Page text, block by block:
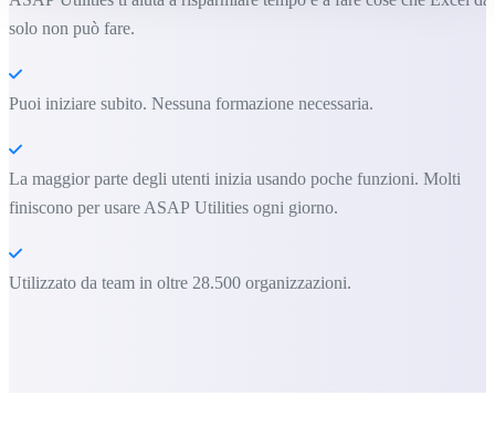
solo non può fare.
Puoi iniziare subito. Nessuna formazione necessaria.
La maggior parte degli utenti inizia usando poche funzioni. Molti
finiscono per usare ASAP Utilities ogni giorno.
Utilizzato da team in oltre 28.500 organizzazioni.